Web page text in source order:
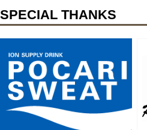
SPECIAL THANKS